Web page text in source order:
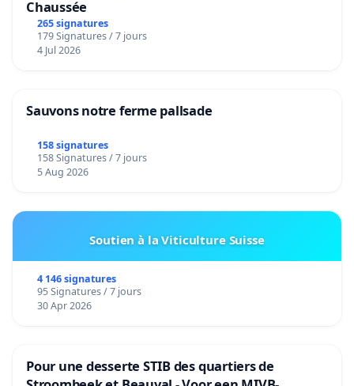
Chaussée
265 signatures
179 Signatures / 7 jours
4 Jul 2026
Sauvons notre ferme pallsade
158 signatures
158 Signatures / 7 jours
5 Aug 2026
Soutien à la Viticulture Suisse
4 146 signatures
95 Signatures / 7 jours
30 Apr 2026
Pour une desserte STIB des quartiers de